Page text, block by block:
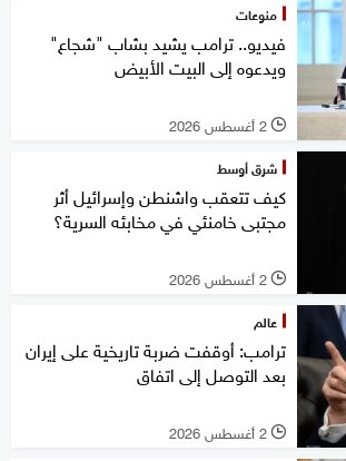
منوعات
فيديو.. ترامب يشيد بشاب "شجاع"
ويدعوه إلى البيت الأبيض
l 2 أغسطس 2026
شرق أوسط
كيف تتعقب واشنطن وإسرائيل أثر
مجتبى خامنئي في مخابئه السرية؟
l 2 أغسطس 2026
عالم
ترامب: أوقفت ضربة تاريخية على إيران
بعد التوصل إلى اتفاق
l 2 أغسطس 2026